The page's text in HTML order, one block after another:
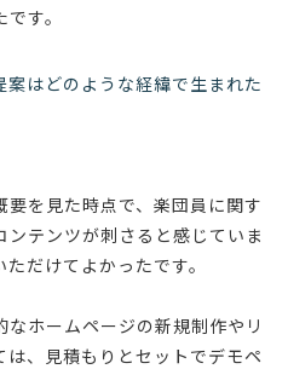
す。
案はどのような経緯で生まれた
要を見た時点で、楽団員に関す
ンテンツが刺さると感じていま
だけてよかったです。
なホームページの新規制作やリ
は、見積もりとセットでデモペ